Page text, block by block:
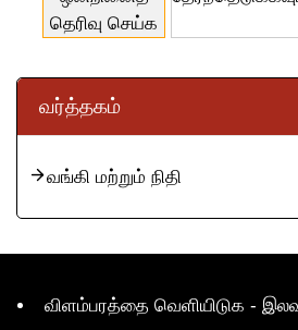
தெரிவு செய்க
வர்த்தகம்
வங்கி மற்றும் நிதி
விளம்பரத்தை வெளியிடுக -